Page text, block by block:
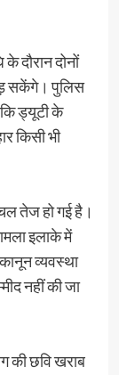
दौरान दोनों
सकेंगे। पुलिस
कि ड्यूटी के
किसी भी
तेज हो गई है।
इलाके में
व्यवस्था
नहीं की जा
की छवि खराब